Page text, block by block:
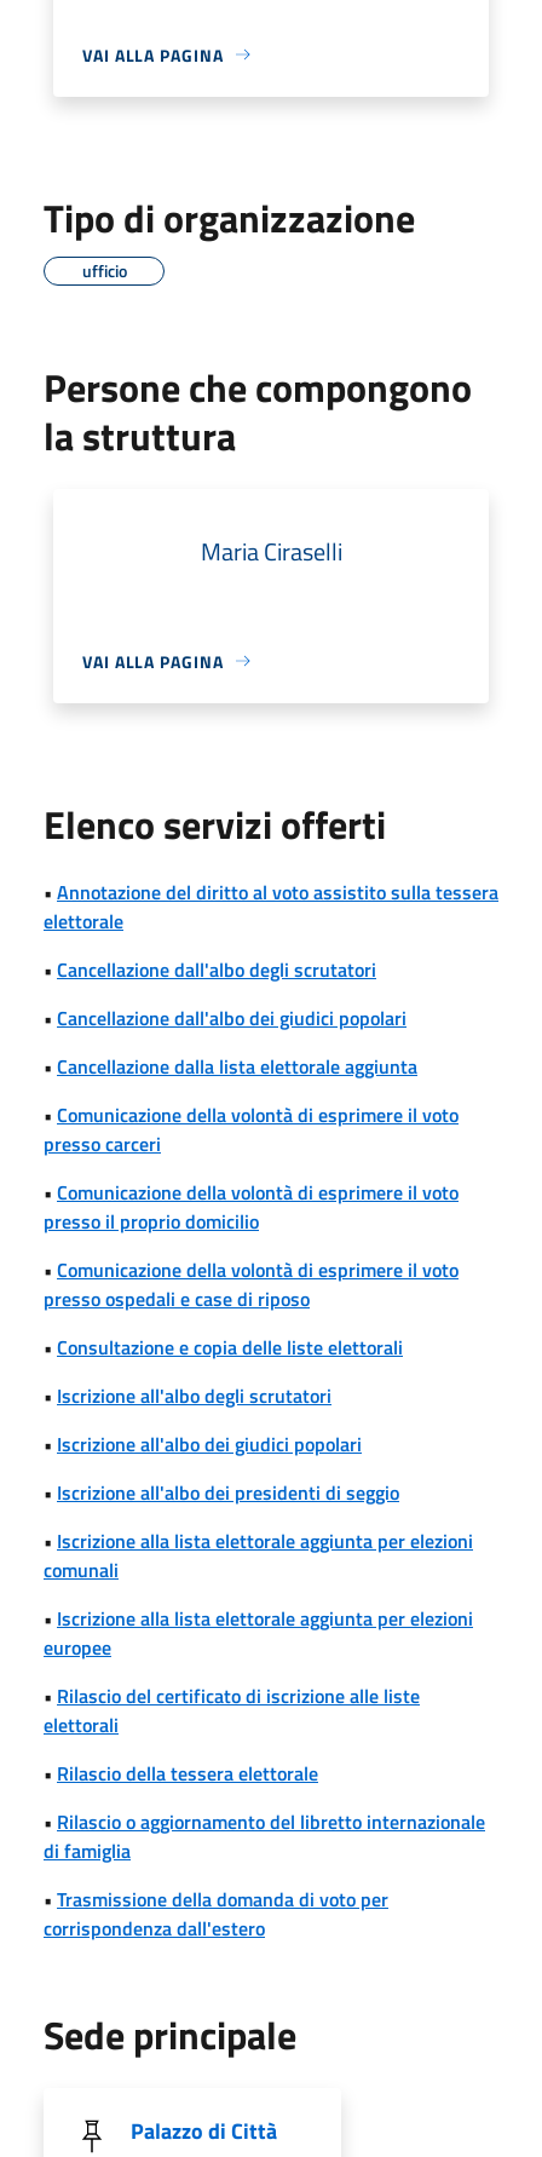
VAI ALLA PAGINA
Tipo di organizzazione
ufficio
Persone che compongono
la struttura
Maria Ciraselli
VAI ALLA PAGINA
Elenco servizi offerti
• Annotazione del diritto al voto assistito sulla tessera
elettorale
• Cancellazione dall'albo degli scrutatori
• Cancellazione dall'albo dei giudici popolari
• Cancellazione dalla lista elettorale aggiunta
• Comunicazione della volontà di esprimere il voto
presso carceri
• Comunicazione della volontà di esprimere il voto
presso il proprio domicilio
• Comunicazione della volontà di esprimere il voto
presso ospedali e case di riposo
• Consultazione e copia delle liste elettorali
• Iscrizione all'albo degli scrutatori
• Iscrizione all'albo dei giudici popolari
• Iscrizione all'albo dei presidenti di seggio
• Iscrizione alla lista elettorale aggiunta per elezioni
comunali
• Iscrizione alla lista elettorale aggiunta per elezioni
europee
• Rilascio del certificato di iscrizione alle liste
elettorali
• Rilascio della tessera elettorale
• Rilascio o aggiornamento del libretto internazionale
di famiglia
• Trasmissione della domanda di voto per
corrispondenza dall'estero
Sede principale
Palazzo di Città